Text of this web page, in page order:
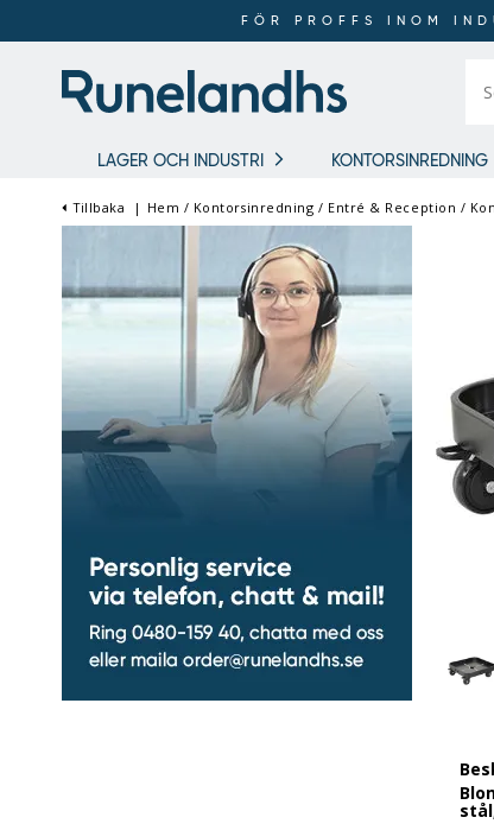
FÖR PROFFS INOM
LAGER OCH INDUSTRI KONTORSINREDNING
FÖR PROFFS INOM
INDUSTRI OCH LAGER
Tillbaka | Hem / Kontorsinredning / Entré & Reception /